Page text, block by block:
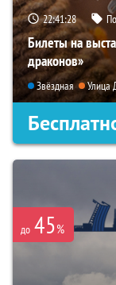
22:41:27
Билеты на
драконов»
Звёздная Улица
до 45%